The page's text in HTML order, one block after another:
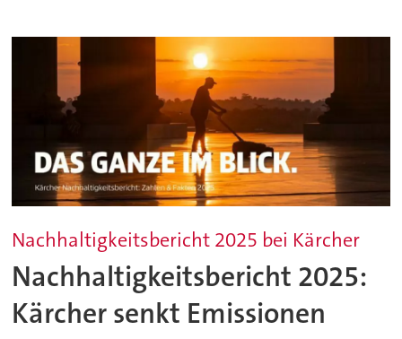
Nachhaltigkeitsbericht 2025 bei Kärcher
Nachhaltigkeitsbericht 2025:
Kärcher senkt Emissionen